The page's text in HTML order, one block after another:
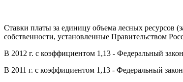
Ставки платы за единицу объема лесных ресурсов
собственности, установленные Правительством
В 2012 г. с коэффициентом 1,13 - Федеральный
В 2011 г. с коэффициентом 1,13 - Федеральный